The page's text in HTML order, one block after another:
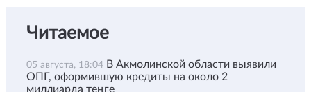
Читаемое
05 августа, 18:04 В Акмолинской области выявили
ОПГ, оформившую кредиты на около 2
миллиарда теңге